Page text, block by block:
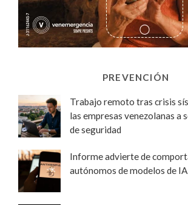
PREVENCIÓN
Trabajo remoto tras crisis
las empresas venezolanas a
de seguridad
Informe advierte de
autónomos de modelos de IA